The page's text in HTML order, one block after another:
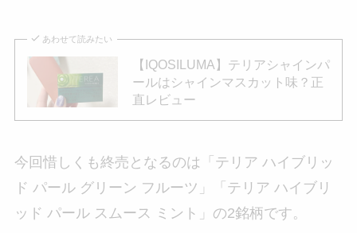
あわせて読みたい
【IQOSILUMA】テリアシャインパ
ールはシャインマスカット味？正
直レビュー
今回惜しくも終売となるのは「テリア ハイブリッ
ド パール グリーン フルーツ」「テリア ハイブリ
ッド パール スムース ミント」の2銘柄です。